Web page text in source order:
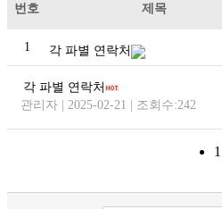
번호 제목
1 각 파별 연락처
각 파별 연락처
관리자 | 2025-02-21 | 조회수:242
1